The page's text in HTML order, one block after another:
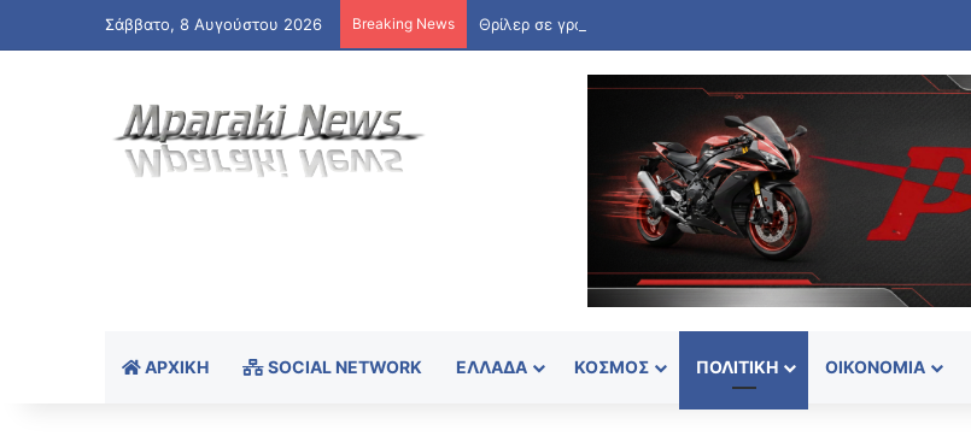
Σάββατο, 8 Αυγούστου 2026 Breaking News
ΑΡΧΙΚΉ SOCIAL NETWORK ΕΛΛΆΔΑ ΚΌΣΜΟΣ ΠΟΛΙΤΙΚΉ ΟΙΚΟΝΟΜΊΑ